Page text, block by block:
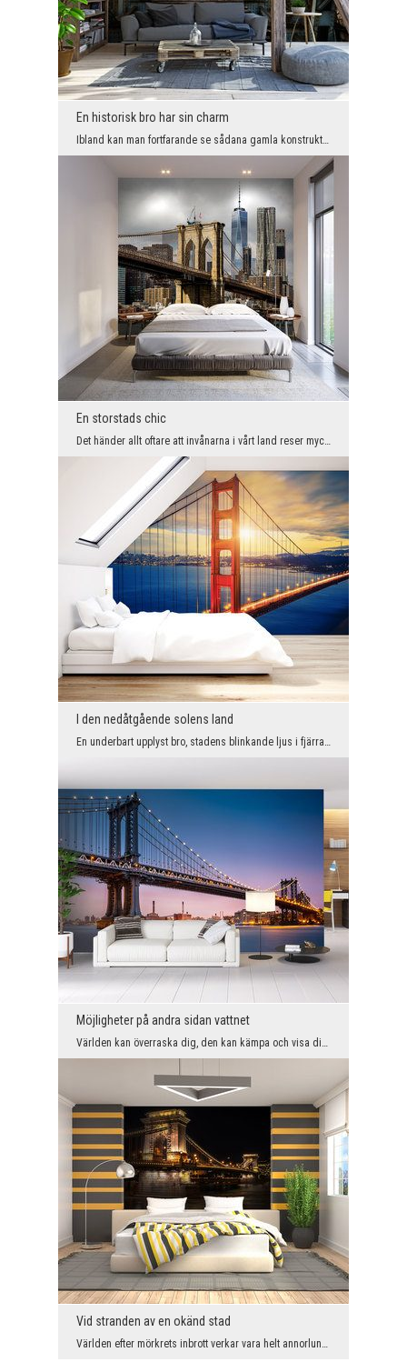
En historisk bro har sin charm
Ibland kan man fortfarande se sådana gamla konstruktioner. De är övergivna, oanvändbara och förva...
En storstads chic
Det händer allt oftare att invånarna i vårt land reser mycket runt i världen och tar med sig någr...
I den nedåtgående solens land
En underbart upplyst bro, stadens blinkande ljus i fjärran och en spektakulär solnedgång - du mås...
Möjligheter på andra sidan vattnet
Världen kan överraska dig, den kan kämpa och visa dig vad den bryr sig mest om. Om du vill vara e...
Vid stranden av en okänd stad
Världen efter mörkrets inbrott verkar vara helt annorlunda än tidigare. Varje stund i en främmand...